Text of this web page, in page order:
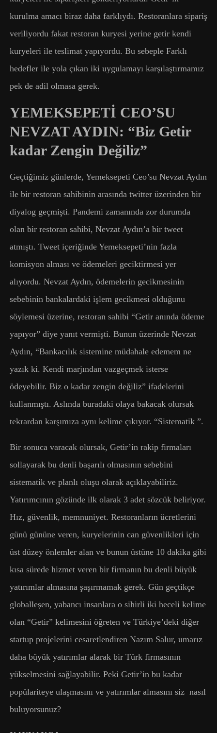
kurulma amacı biraz daha farklıydı. Restoranlara sipariş
veriliyordu fakat restoran kuryesi yerine getir kendi
kuryeleri ile teslimat yapıyordu. Bu sebeple Farklı
hedefler ile yola çıkan iki uygulamayı karşılaştırmamız
pek de adil olmasa gerek.
YEMEKSEPETİ CEO’SU
NEVZAT AYDIN: “Biz Getir
kadar Zengin Değiliz”
Geçtiğimiz günlerde, Yemeksepeti Ceo’su Nevzat Aydın
ile bir restoran sahibinin arasında twitter üzerinden bir
diyalog geçmişti. Pandemi zamanında zor durumda
olan bir restoran sahibi, Nevzat Aydın’a bir tweet
atmıştı. Tweet içeriğinde Yemeksepeti’nin fazla
komisyon alması ve ödemeleri geciktirmesi yer
alıyordu. Nevzat Aydın, ödemelerin gecikmesinin
sebebinin bankalardaki işlem gecikmesi olduğunu
söylemesi üzerine, restoran sahibi “Getir anında ödeme
yapıyor” diye yanıt vermişti. Bunun üzerinde Nevzat
Aydın, “Bankacılık sistemine müdahale edemem ne
yazık ki. Kendi marjından vazgeçmek isterse
ödeyebilir. Biz o kadar zengin değiliz” ifadelerini
kullanmıştı. Aslında buradaki olaya bakacak olursak
tekrardan karşımıza aynı kelime çıkıyor. “Sistematik ”.
Bir sonuca varacak olursak, Getir’in rakip firmaları
sollayarak bu denli başarılı olmasının sebebini
sistematik ve planlı oluşu olarak açıklayabiliriz.
Yatırımcının gözünde ilk olarak 3 adet sözcük beliriyor.
Hız, güvenlik, memnuniyet. Restoranların ücretlerini
günü gününe veren, kuryelerinin can güvenlikleri için
üst düzey önlemler alan ve bunun üstüne 10 dakika gibi
kısa sürede hizmet veren bir firmanın bu denli büyük
yatırımlar almasına şaşırmamak gerek. Gün geçtikçe
globalleşen, yabancı insanlara o sihirli iki heceli kelime
olan “Getir” kelimesini öğreten ve Türkiye’deki diğer
startup projelerini cesaretlendiren Nazım Salur, umarız
daha büyük yatırımlar alarak bir Türk firmasının
yükselmesini sağlayabilir. Peki Getir’in bu kadar
popülariteye ulaşmasını ve yatırımlar almasını siz nasıl
buluyorsunuz?